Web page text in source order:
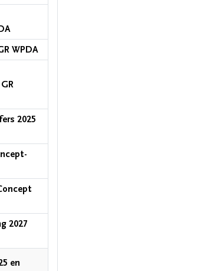
WPDA
2025
2027
en